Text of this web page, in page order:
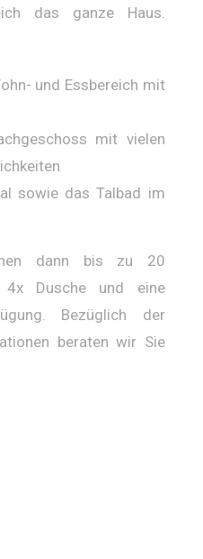
das ganze Haus.
und Essbereich mit
mit vielen
sowie das Talbad im
dann bis zu 20
4x Dusche und eine
Bezüglich der
beraten wir Sie